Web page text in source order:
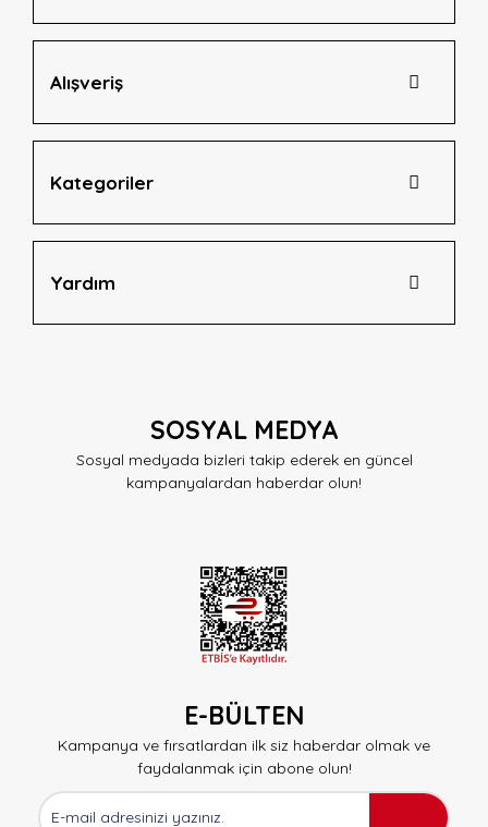
Alışveriş
Kategoriler
Yardım
SOSYAL MEDYA
Sosyal medyada bizleri takip ederek en güncel
kampanyalardan haberdar olun!
E-BÜLTEN
Kampanya ve fırsatlardan ilk siz haberdar olmak ve
faydalanmak için abone olun!